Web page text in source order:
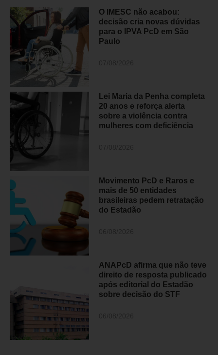
O IMESC não acabou:
decisão cria novas dúvidas
para o IPVA PcD em São
Paulo
Lei Maria da Penha completa
20 anos e reforça alerta
sobre a violência contra
mulheres com deficiência
Movimento PcD e Raros e
mais de 50 entidades
brasileiras pedem retratação
do Estadão
ANAPcD afirma que não teve
direito de resposta publicado
após editorial do Estadão
sobre decisão do STF